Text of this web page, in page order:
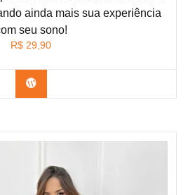
ainda mais sua experiência
seu sono!
R$ 29,90
Confira na Shopee